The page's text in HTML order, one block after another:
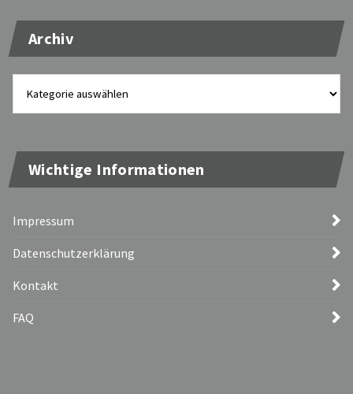
Archiv
Wichtige Informationen
Impressum
Datenschutzerklärung
Kontakt
FAQ